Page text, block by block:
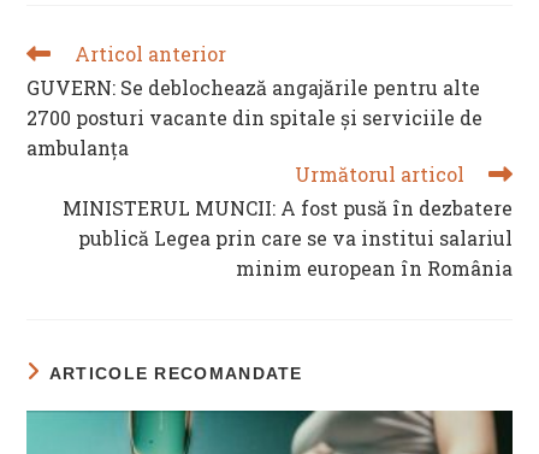
READ
ARTICLES
Articol anterior
GUVERN: Se deblochează angajările pentru alte
2700 posturi vacante din spitale și serviciile de
ambulanța
Următorul articol
MINISTERUL MUNCII: A fost pusă în dezbatere
publică Legea prin care se va institui salariul
minim european în România
ARTICOLE RECOMANDATE